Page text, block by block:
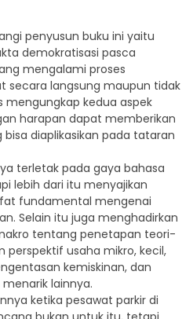
penyusun buku ini yaitu
demokratisasi pasca
mengalami proses
secara langsung maupun tidak
kedua aspek
harapan dapat memberikan
diaplikasikan pada tataran
terletak pada gaya bahasa
lebih dari itu menyajikan
fundamental mengenai
Selain itu juga menghadirkan
tentang penetapan teori-
usaha mikro, kecil,
kemiskinan, dan
lainnya.
ketika pesawat parkir di